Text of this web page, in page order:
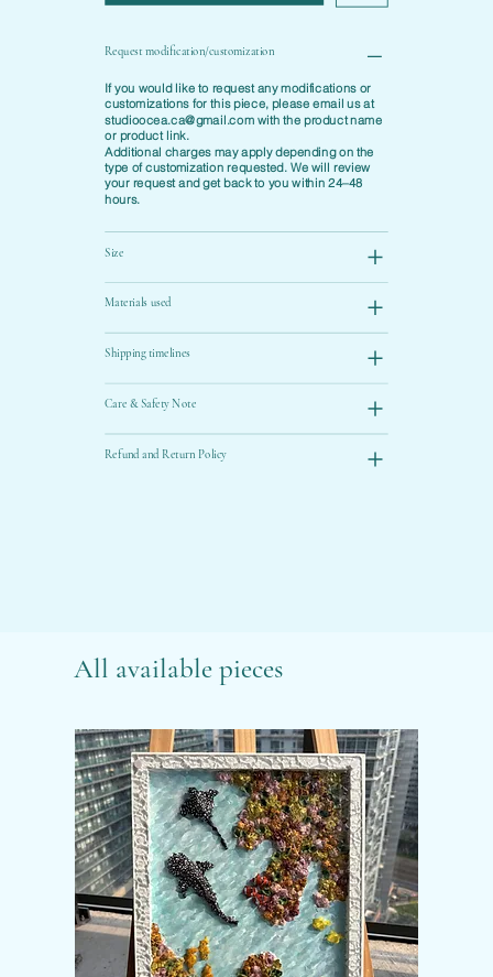
Request modification/customization
If you would like to request any modifications or
customizations for this piece, please email us at
studioocea.ca@gmail.comwith the product name
or product link.
Additional charges may apply depending on the
type of customization requested. We will review
your request and get back to you within 24–48
hours.
Size
Materials used
Shipping timelines
Care & Safety Note
Refund and Return Policy
All available pieces